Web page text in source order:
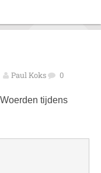
Paul Koks 0
tijdens